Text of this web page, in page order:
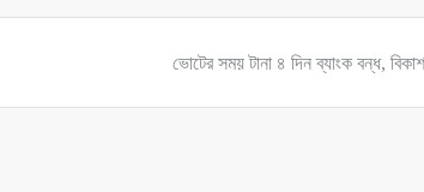
ভোটের সময় টানা ৪ দিন ব্যাংক বন্ধ,